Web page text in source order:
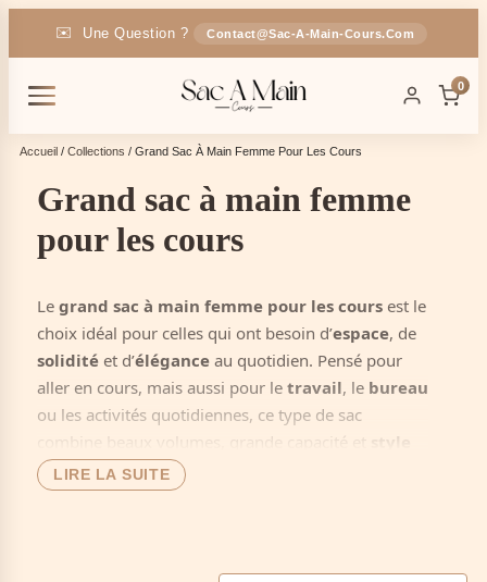
✉️ Une Question ? Contact@sac-A-Main-Cours.com
Livraison OFFERTE En France
🎁 -5% Code : SAC5
0
Accueil / Collections / Grand Sac À Main Femme Pour Les Cours
Grand sac à main femme
pour les cours
Le grand sac à main femme pour les cours est le
choix idéal pour celles qui ont besoin d’espace, de
solidité et d’élégance au quotidien. Pensé pour
aller en cours, mais aussi pour le travail, le bureau
ou les activités quotidiennes, ce type de sac
combine beaux volumes, grande capacité et
style
féminin
LIRE LA SUITE